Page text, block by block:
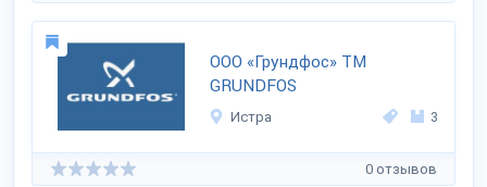
ООО «Грундфос» ТМ
GRUNDFOS
Истра 3
0 отзывов